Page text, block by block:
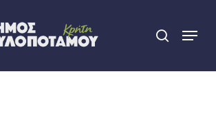
search
Menu
Close